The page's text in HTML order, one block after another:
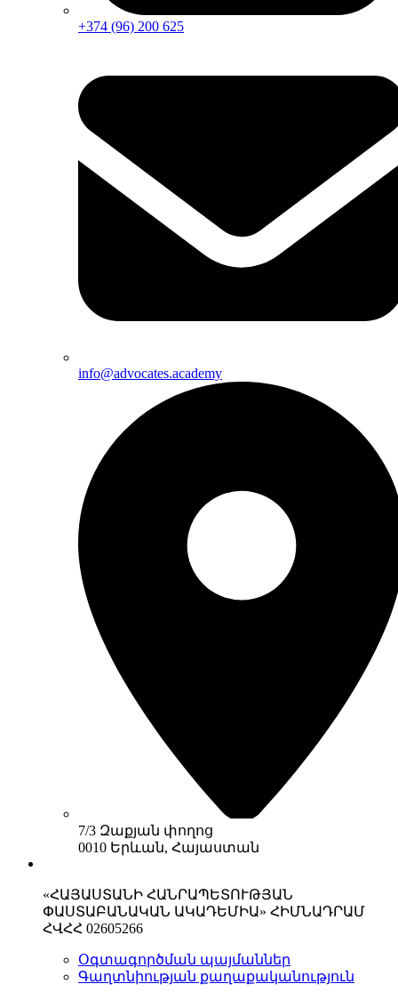
+374 (96) 200 625
info@advocates.academy
7/3 Զաքյան փողոց
0010 Երևան, Հայաստան
«ՀԱՅԱՍՏԱՆԻ ՀԱՆՐԱՊԵՏՈՒԹՅԱՆ
ՓԱՍՏԱԲԱՆԱԿԱՆ ԱԿԱԴԵՄԻԱ» ՀԻՄՆԱԴՐԱՄ
ՀՎՀՀ 02605266
Օգտագործման պայմաններ
Գաղտնիության քաղաքականություն